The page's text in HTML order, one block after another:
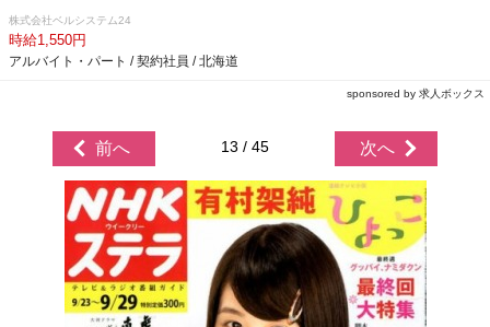
株式会社ベルシステム24
時給1,550円
アルバイト・パート / 契約社員 / 北海道
sponsored by 求人ボックス
前へ 13 / 45 次へ